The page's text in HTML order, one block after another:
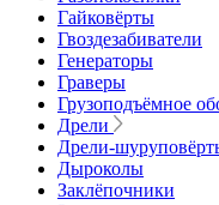
Гайковёрты
Гвоздезабиватели
Генераторы
Граверы
Грузоподъёмное
Дрели
Дрели-
Дыроколы
Заклёпочники